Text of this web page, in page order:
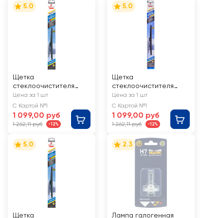
5.0
Щетка
стеклоочистителя
зимняя SKYBEAR Winter
20/500мм, 7
адаптеров, Арт.
703200
Цена за 1 шт
С Картой №1
1 099,00 руб
1 262,11 руб -12%
5.0
Щетка
стеклоочистителя
зимняя SKYBEAR Winter
21/525мм, 7
адаптеров, Арт.
703210
Цена за 1 шт
С Картой №1
1 099,00 руб
1 262,11 руб -12%
5.0
Щетка
2.3
Лампа галогенная